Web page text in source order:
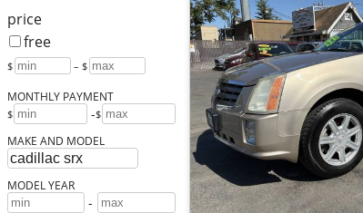
price
free
$ – $
MONTHLY PAYMENT
$ -$
MAKE AND MODEL
MODEL YEAR
-